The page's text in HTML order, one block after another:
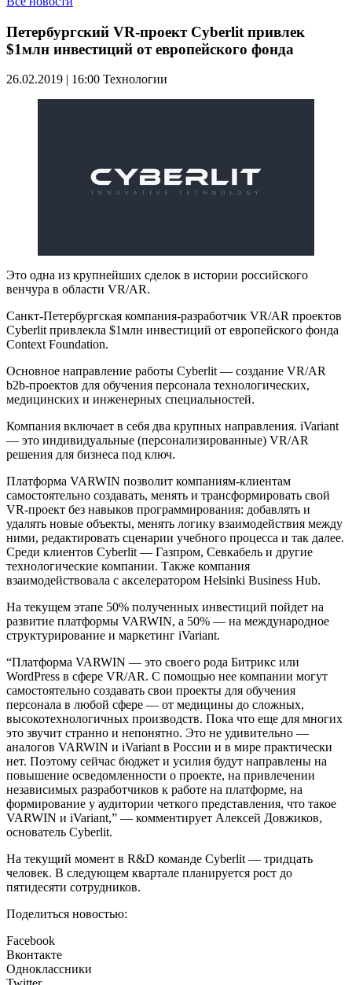
Петербургский VR-проект Cyberlit привлек
$1млн инвестиций от европейского фонда
26.02.2019 | 16:00 Технологии
Это одна из крупнейших сделок в истории российского
венчура в области VR/AR.
Санкт-Петербургская компания-разработчик VR/AR проектов
Cyberlit привлекла $1млн инвестиций от европейского фонда
Context Foundation.
Основное направление работы Cyberlit — создание VR/AR
b2b-проектов для обучения персонала технологических,
медицинских и инженерных специальностей.
Компания включает в себя два крупных направления. iVariant
— это индивидуальные (персонализированные) VR/AR
решения для бизнеса под ключ.
Платформа VARWIN позволит компаниям-клиентам
самостоятельно создавать, менять и трансформировать свой
VR-проект без навыков программирования: добавлять и
удалять новые объекты, менять логику взаимодействия между
ними, редактировать сценарии учебного процесса и так далее.
Среди клиентов Cyberlit — Газпром, Севкабель и другие
технологические компании. Также компания
взаимодействовала с акселератором Helsinki Business Hub.
На текущем этапе 50% полученных инвестиций пойдет на
развитие платформы VARWIN, а 50% — на международное
структурирование и маркетинг iVariant.
“Платформа VARWIN — это своего рода Битрикс или
WordPress в сфере VR/AR. С помощью нее компании могут
самостоятельно создавать свои проекты для обучения
персонала в любой сфере — от медицины до сложных,
высокотехнологичных производств. Пока что еще для многих
это звучит странно и непонятно. Это не удивительно —
аналогов VARWIN и iVariant в России и в мире практически
нет. Поэтому сейчас бюджет и усилия будут направлены на
повышение осведомленности о проекте, на привлечении
независимых разработчиков к работе на платформе, на
формирование у аудитории четкого представления, что такое
VARWIN и iVariant,” — комментирует Алексей Довжиков,
основатель Cyberlit.
На текущий момент в R&D команде Cyberlit — тридцать
человек. В следующем квартале планируется рост до
пятидесяти сотрудников.
Поделиться новостью:
Facebook
Вконтакте
Одноклассники